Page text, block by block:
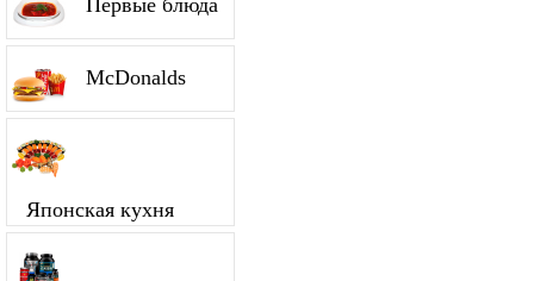
Первые блюда
McDonalds
Японская кухня